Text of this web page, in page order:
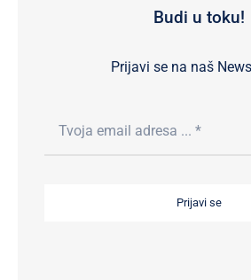
Budi u toku!
Prijavi se na naš
Prijavi se